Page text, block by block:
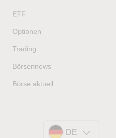
ETF
Optionen
Trading
Börsennews
Börse aktuell
DE